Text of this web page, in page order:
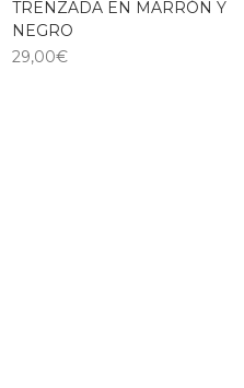
TRENZADA EN MARRÓN Y
NEGRO
29,00€